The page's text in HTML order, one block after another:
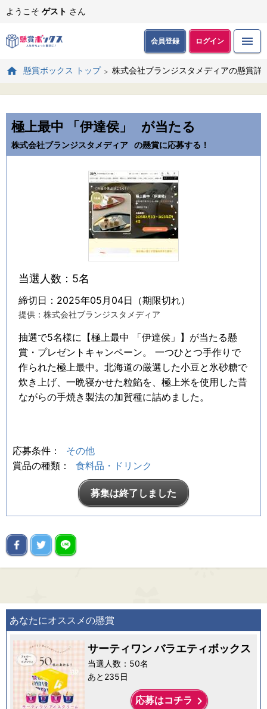
ようこそ ゲスト さん
会員登録 ログイン
懸賞ボックス トップ 株式会社ブランジスタメディアの懸賞詳
極上最中 「伊達侯」 が当たる
株式会社ブランジスタメディア の懸賞に応募する！
当選人数：5名
締切日：2025年05月04日（期限切れ）
提供：株式会社ブランジスタメディア
抽選で5名様に【極上最中 「伊達侯」】が当たる懸
賞・プレゼントキャンペーン。 一つひとつ手作りで
作られた極上最中。北海道の厳選した小豆と氷砂糖で
炊き上げ、一晩寝かせた粒餡を、極上米を使用した昔
ながらの手焼き製法の加賀種に詰めました。
応募条件：
その他
賞品の種類：
食料品・ドリンク
募集は終了しました
あなたにオススメの懸賞
サーティワン バラエティボックス
当選人数：50名
あと235日
応募はコチラ keyboard_arrow_right